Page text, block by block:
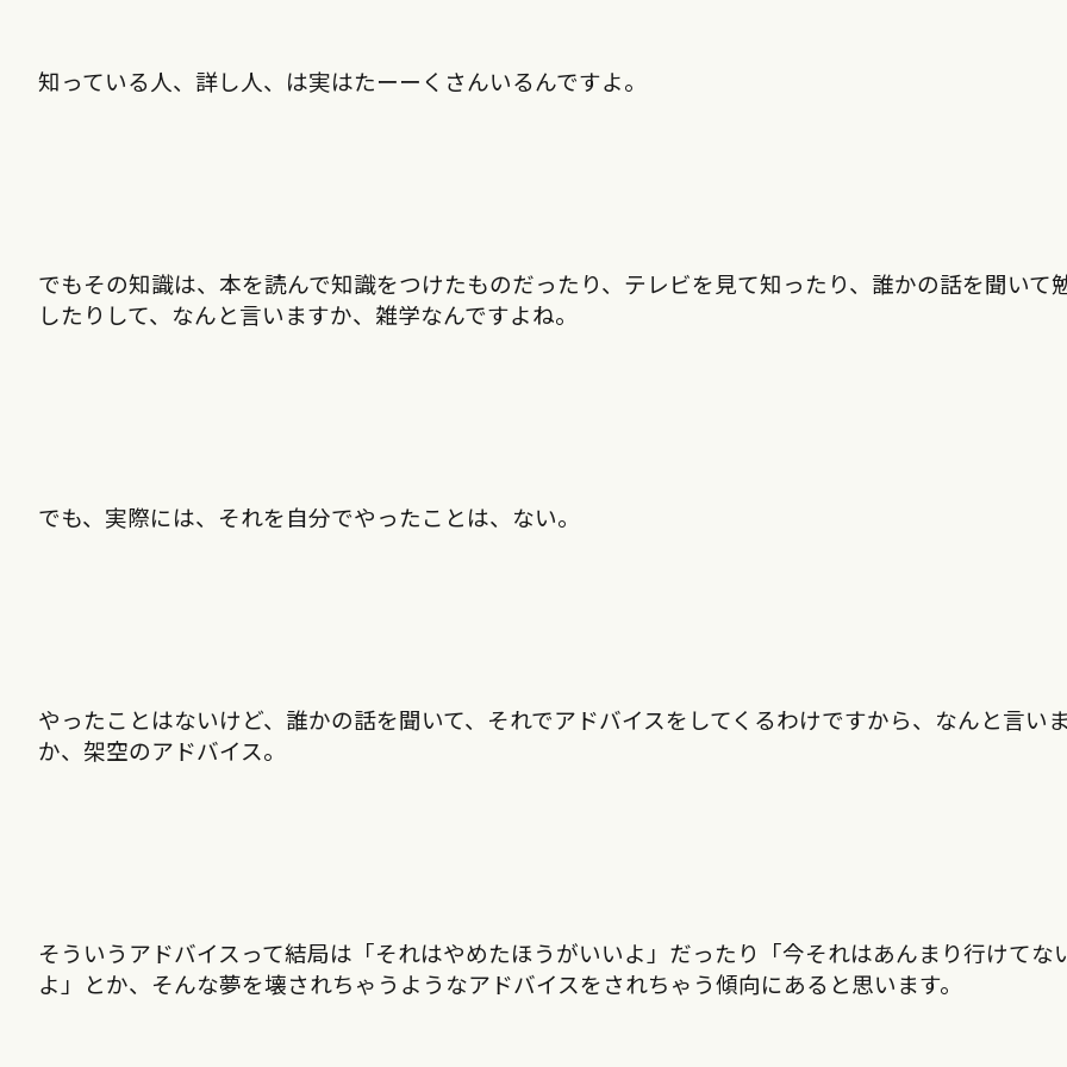
知っている人、詳し人、は実はたーーくさんいるんですよ。
でもその知識は、本を読んで知識をつけたものだったり、テレビを見て知ったり、誰かの話を聞いて
したりして、なんと言いますか、雑学なんですよね。
でも、実際には、それを自分でやったことは、ない。
やったことはないけど、誰かの話を聞いて、それでアドバイスをしてくるわけですから、なんと言い
か、架空のアドバイス。
そういうアドバイスって結局は「それはやめたほうがいいよ」だったり「今それはあんまり行けてな
よ」とか、そんな夢を壊されちゃうようなアドバイスをされちゃう傾向にあると思います。